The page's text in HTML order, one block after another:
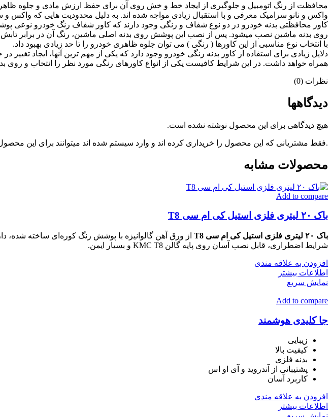
محافظت از رنگ اتومبیل و جلوگیری از ایجاد خط و خش روی آن برای حفظ ارزش مادی و جلوه
واکس و نانو سرامیک معرفی و با استقبال زیادی مواجه شده اند. به دلیل محدودیت هایی که واکس و
کاور محافظتی بدنه خودرو در دو نوع شفاف و رنگی وجود دارند که کاور شفاف رنگ خودرو
با انتخاب نوع مناسبی از این کاورها ( رنگی ) می توان جلوه ظاهری خودرو را تا حد زیادی بهبود داد.
دلایل زیادی برای استفاده از کاور بدنه رنگی خودرو وجود دارد که یکی از مهم ترین آنها، ایجاد
همراه خواهد داشت. در این شرایط کافیست یکی از انواع کاورهای رنگی مورد نظر را انتخاب و روی
نظرات (0)
دیدگاهها
هیچ دیدگاهی برای این محصول نوشته نشده است.
.فقط مشتریانی که این محصول را خریداری کرده اند و وارد سیستم شده اند میتوانند برای این
محصولات مشابه
Add to compare
باک ۲۰ لیتری فلزی استیل کی ام سی T8
باک ۲۰ لیتری فلزی استیل کی ام سی T8
از ورق آهن گالوانیزه با پوشش رنگ کوره‌ای ساخته
شرایط اضطراری، قابل نصب آسان روی پایه گالن KMC T8 و بسیار ایمن.
افزودن به علاقه مندی
اطلاعات بیشتر
نمایش سریع
Add to compare
جا کلیدی هوشمند
زیبایی
کیفیت بالا
بدنه فلزی
پشتیبانی از آندروید و آی او اس
کاربرد آسان
افزودن به علاقه مندی
اطلاعات بیشتر